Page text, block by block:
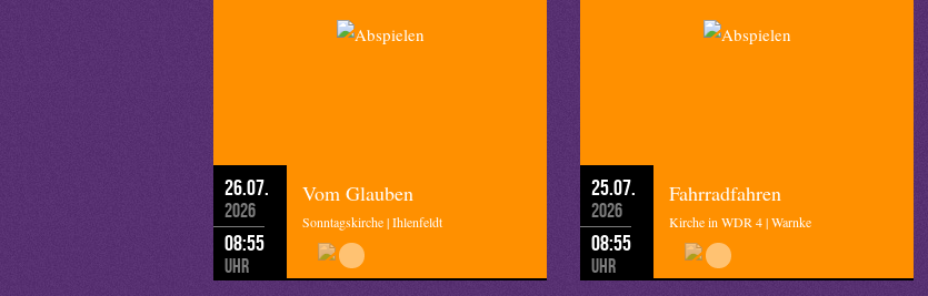
26.07.
2026
08:55
Uhr
Vom Glauben
Sonntagskirche | Ihlenfeldt
25.07.
2026
08:55
Uhr
Fahrradfahren
Kirche in WDR 4 | Warnke